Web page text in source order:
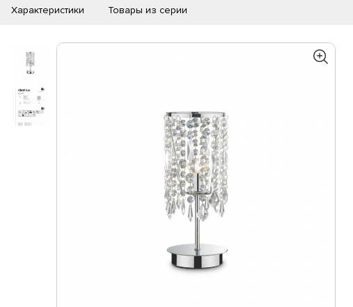
Характеристики Товары из серии